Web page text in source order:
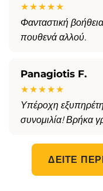
★★★★★
Φανταστική
πουθενά αλλού.
Panagiotis F.
★★★★★
Υπέροχη
συνομιλία! Βρήκα
ΔΕΊΤΕ